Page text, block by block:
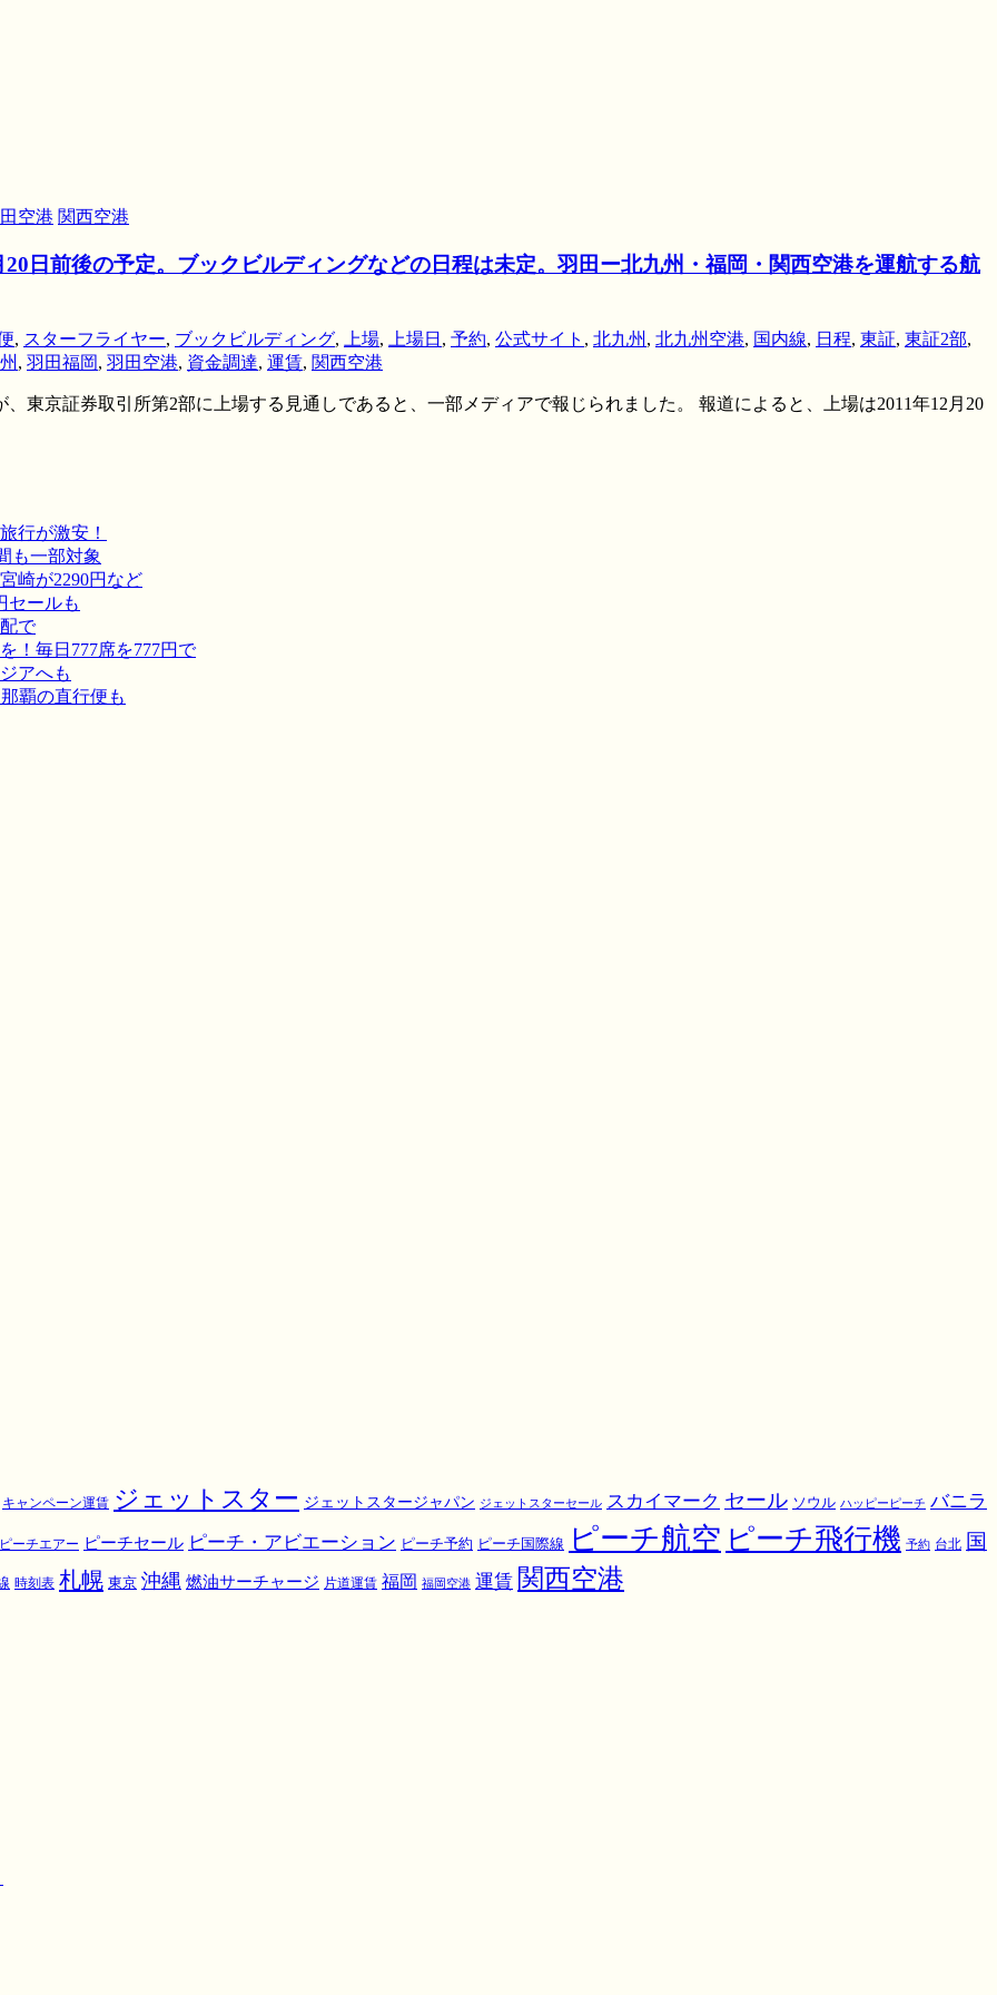
空港 関西空港
日前後の予定。ブックビルディングなどの日程は未定。羽田ー北九州・福岡・関西空港を運航する航
, スターフライヤー, ブックビルディング, 上場, 上場日 , 予約, 公式サイト , 北九州 , 北九州空港, 国内線, 日程, 東証, 東証2部,
, 羽田福岡, 羽田空港, 資金調達, 運賃, 関西空港
東京証券取引所第2部に上場する見通しであると、一部メディアで報じられました。 報道によると、上場は2011年12月20
行が激安！
も一部対象
崎が2290円など
セールも
で
！毎日777席を777円で
アへも
覇の直行便も
キャンペーン運賃 ジェットスター ジェットスタージャパン ジェットスターセール スカイマーク セール ソウル ハッピーピーチ バニラ
ピーチエアー ピーチセール ピーチ・アビエーション ピーチ予約 ピーチ国際線 ピーチ航空 ピーチ飛行機 予約 台北 国
時刻表 札幌 東京 沖縄 燃油サーチャージ 片道運賃 福岡 福岡空港 運賃 関西空港